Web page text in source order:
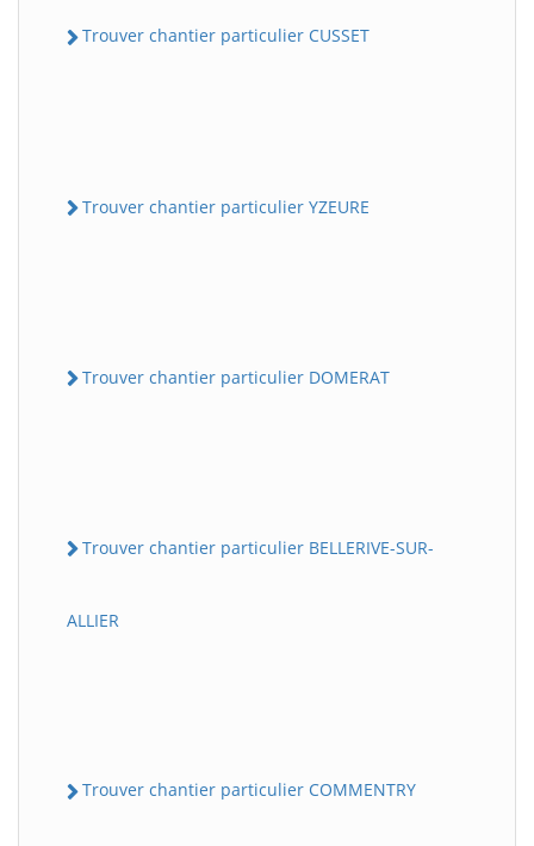
Trouver chantier particulier CUSSET
Trouver chantier particulier YZEURE
Trouver chantier particulier DOMERAT
Trouver chantier particulier BELLERIVE-SUR-
ALLIER
Trouver chantier particulier COMMENTRY